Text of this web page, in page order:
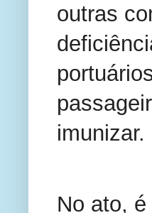
outras
imunizar.
No ato,